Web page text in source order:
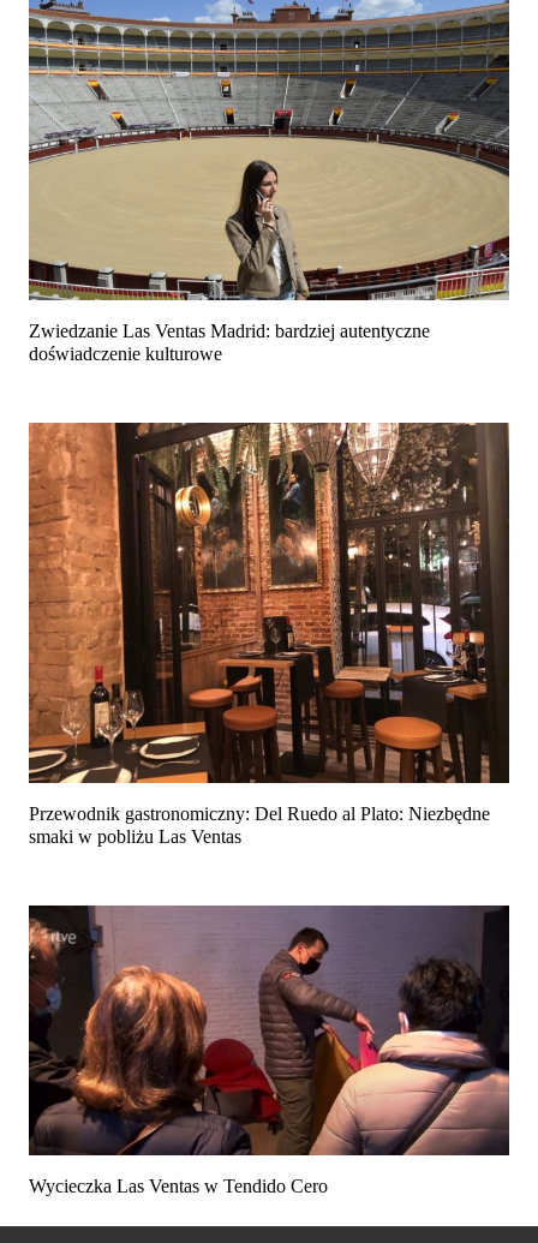
Zwiedzanie Las Ventas Madrid: bardziej autentyczne
doświadczenie kulturowe
Przewodnik gastronomiczny: Del Ruedo al Plato: Niezbędne
smaki w pobliżu Las Ventas
Wycieczka Las Ventas w Tendido Cero